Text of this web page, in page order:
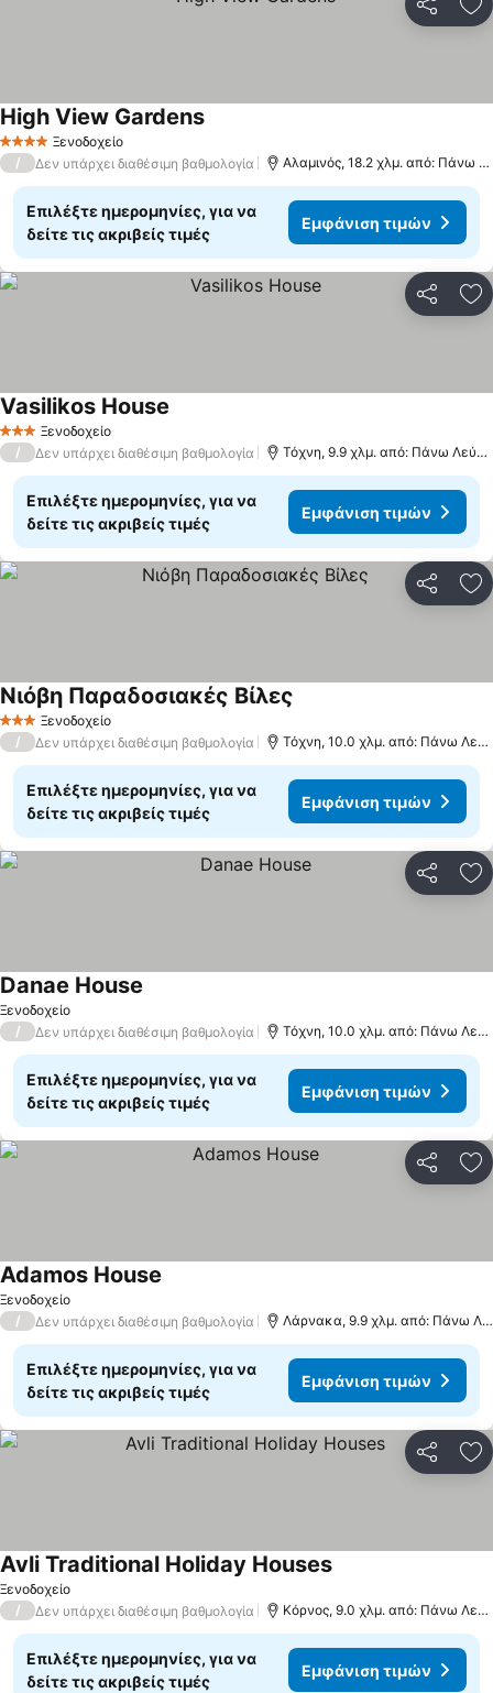
4 ΑστέριαΞενοδοχείο
High View Gardens
/ Δεν υπάρχει διαθέσιμη βαθμολογία Αλαμινός, 18.2 χλμ. από: Πάνω Λεύκαρα
Επιλέξτε ημερομηνίες, για να
δείτε τις ακριβείς τιμές
Εμφάνιση τιμών
3 ΑστέριαΞενοδοχείο
Vasilikos House
/ Δεν υπάρχει διαθέσιμη βαθμολογία Τόχνη, 9.9 χλμ. από: Πάνω Λεύκαρα
Επιλέξτε ημερομηνίες, για να
δείτε τις ακριβείς τιμές
Εμφάνιση τιμών
3 ΑστέριαΞενοδοχείο
Nιόβη Παραδοσιακές Βίλες
/ Δεν υπάρχει διαθέσιμη βαθμολογία Τόχνη, 10.0 χλμ. από: Πάνω Λεύκαρα
Επιλέξτε ημερομηνίες, για να
δείτε τις ακριβείς τιμές
Εμφάνιση τιμών
Ξενοδοχείο
Danae House
/ Δεν υπάρχει διαθέσιμη βαθμολογία Τόχνη, 10.0 χλμ. από: Πάνω Λεύκαρα
Επιλέξτε ημερομηνίες, για να
δείτε τις ακριβείς τιμές
Εμφάνιση τιμών
Ξενοδοχείο
Adamos House
/ Δεν υπάρχει διαθέσιμη βαθμολογία Λάρνακα, 9.9 χλμ. από: Πάνω Λεύκαρα
Επιλέξτε ημερομηνίες, για να
δείτε τις ακριβείς τιμές
Εμφάνιση τιμών
Ξενοδοχείο
Avli Traditional Holiday Houses
/ Δεν υπάρχει διαθέσιμη βαθμολογία Κόρνος, 9.0 χλμ. από: Πάνω Λεύκαρα
Επιλέξτε ημερομηνίες, για να
δείτε τις ακριβείς τιμές
Εμφάνιση τιμών